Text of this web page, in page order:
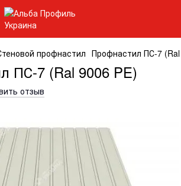
профнастил Профнастил ПС-7
ПС-7 (Ral 9006 PE)
отзыв